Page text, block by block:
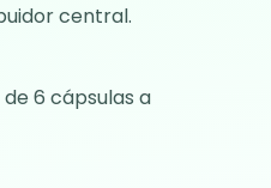
central.
6 cápsulas a